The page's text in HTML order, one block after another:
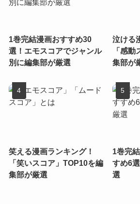
1巻完結漫画おすすめ30
選！エモスコアでジャンル
別に編集部が厳選
泣ける
「感
集部が
笑える漫画ランキング！
「笑いスコア」TOP10を編
集部が厳選
1巻完
すめ6
選